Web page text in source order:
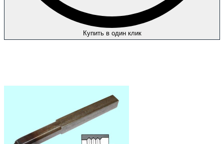
Купить в один клик